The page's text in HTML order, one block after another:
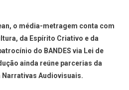
o média-metragem conta com
da Espírito Criativo e da
do BANDES via Lei de
ainda reúne parcerias da
Narrativas Audiovisuais.